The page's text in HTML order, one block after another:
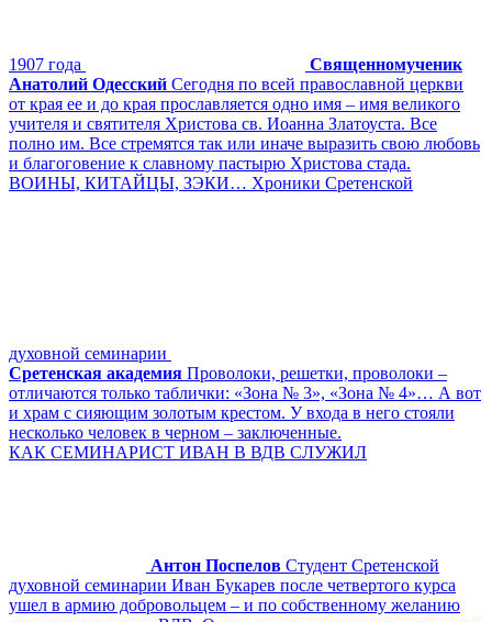
1907 года
Священномученик
Анатолий Одесский Сегодня по всей православной церкви
от края ее и до края прославляется одно имя – имя великого
учителя и святителя Христова св. Иоанна Златоуста. Все
полно им. Все стремятся так или иначе выразить свою любовь
и благоговение к славному пастырю Христова стада.
ВОИНЫ, КИТАЙЦЫ, ЗЭКИ… Хроники Сретенской
духовной семинарии
Сретенская академия Проволоки, решетки, проволоки –
отличаются только таблички: «Зона № 3», «Зона № 4»… А вот
и храм с сияющим золотым крестом. У входа в него стояли
несколько человек в черном – заключенные.
КАК СЕМИНАРИСТ ИВАН В ВДВ СЛУЖИЛ
Антон Поспелов Студент Сретенской
духовной семинарии Иван Букарев после четвертого курса
ушел в армию добровольцем – и по собственному желанию